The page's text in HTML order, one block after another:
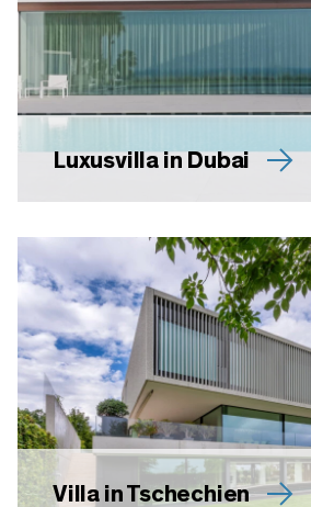
Luxusvilla in Dubai
Villa in Tschechien